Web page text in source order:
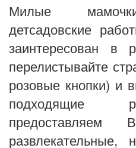
Милые
детсадовские
заинтересован в
перелистывайте
розовые кнопки) и
подходящие